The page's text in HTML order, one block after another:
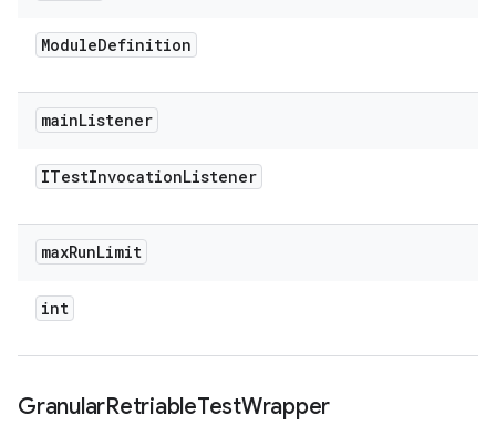
ModuleDefinition
mainListener
ITestInvocationListener
maxRunLimit
int
GranularRetriableTestWrapper